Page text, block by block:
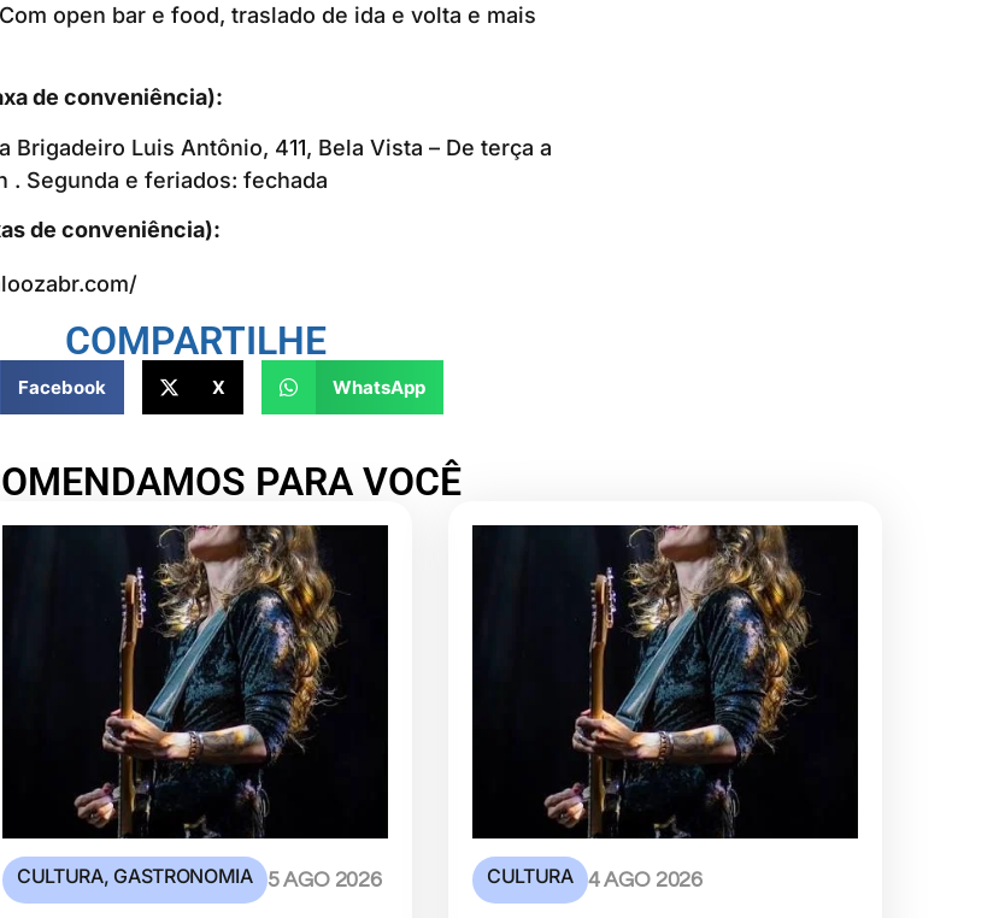
open bar e food, traslado de ida e volta e mais
de conveniência):
Brigadeiro Luis Antônio, 411, Bela Vista – De terça a
. Segunda e feriados: fechada
de conveniência):
COMPARTILHE
Facebook X WhatsApp
PARA VOCÊ
CULTURA, GASTRONOMIA 5 AGO 2026 CULTURA 4 AGO 2026